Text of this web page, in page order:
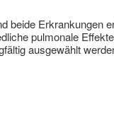
beide Erkrankungen
pulmonale
ausgewählt